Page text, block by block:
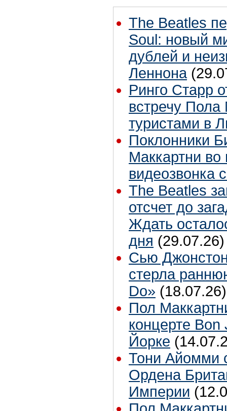
The Beatles
Soul: новый
дублей и
Леннона
Ринго Старр
встречу Пола
туристами в
Поклонники
Маккартни во
видеозвонка
The Beatles
отсчет до
Ждать
дня (29.07.26)
Сью
стерла
Do» (18.07.26)
Пол
концерте
Йорке
Тони Айомми
Ордена
Империи